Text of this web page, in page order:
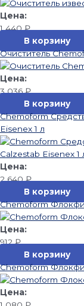
1 440₽
В корзину
Очиститель
3 036₽
В корзину
Chemoform
Eisenеx 1 л
2 640₽
В корзину
Chemoform
912₽
В корзину
Chemoform